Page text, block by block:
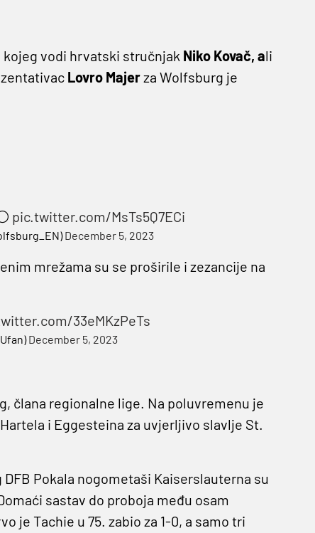
vodi hrvatski stručnjak Niko Kovač, ali
Lovro Majerza Wolfsburg je
pic.twitter.com/MsTs5Q7ECi
December 5, 2023
mrežama su se proširile i zezancije na
33eMKzPeTs
December 5, 2023
člana regionalne lige. Na poluvremenu je
i Eggesteina za uvjerljivo slavlje St.
Pokala nogometaši Kaiserslauterna su
sastav do proboja među osam
je Tachie u 75. zabio za 1-0, a samo tri